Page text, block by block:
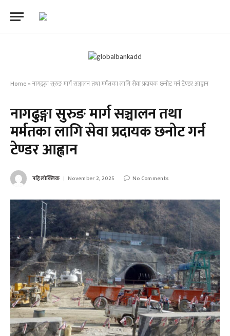
Home »नागढुङ्गा सुरुङ मार्ग सञ्चालन तथा मर्मतका लागि सेवा प्रदायक छनोट गर्न टेण्डर आह्वान
नागढुङ्गा सुरुङ मार्ग सञ्चालन तथा
मर्मतका लागि सेवा प्रदायक छनोट गर्न
टेण्डर आह्वान
पहिलोक्लिक November 2, 2025 No Comments